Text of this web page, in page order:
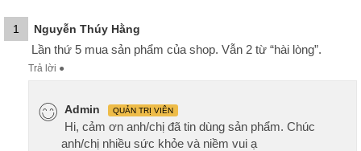
1 Nguyễn Thúy Hằng
Lần thứ 5 mua sản phẩm của shop. Vẫn 2 từ “hài lòng”.
Trả lời ●
Admin QUẢN TRỊ VIÊN
Hi, cảm ơn anh/chị đã tin dùng sản phẩm. Chúc
anh/chị nhiều sức khỏe và niềm vui ạ